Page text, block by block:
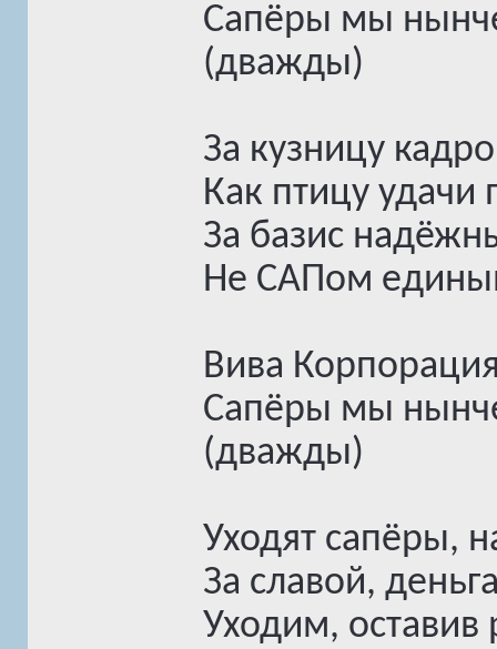
Сапёры мы
(дважды)
За кузницу
Как птицу удачи
За базис
Не САПом
Вива
Сапёры мы
(дважды)
Уходят сапёры,
За славой,
Уходим,